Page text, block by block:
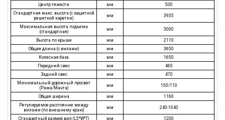
Центр тяжести
мм
500
Стандартная макс. высота (с защитной
решеткой каретки)
мм 3935
Максимальная высота подъема
(стандартная)
мм 3000
Высота по крыше мм
2110
Общая длина (с вилами)
мм
3650
Колесная база
мм
1650
Передний свес
мм
460
Задний свес
мм
470
Минимальный дорожный просвет
(Рама/Мачта)
мм 150/110
Общая ширина мм
1160
Регулируемое расстояние между
вилами (по внешнему краю)
мм 240-1040
Стандартный размер вил (L5*W*T) мм 1200